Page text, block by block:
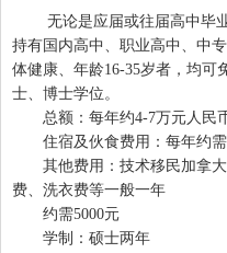
无论是应届或往届高中毕业
持有国内高中、职业高中、中
体健康、年龄16-35岁者，均可
士、博士学位。
总额：每年约4-7万元人民
住宿及伙食费用：每年约需
其他费用：技术移民加拿大
费、洗衣费等一般一年
约需5000元
学制：硕士两年